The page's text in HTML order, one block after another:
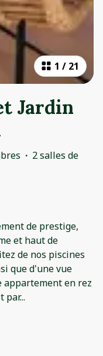
1 / 21
Jardin
· 2 salles de
de prestige,
et haut de
de nos piscines
que d'une vue
appartement en rez
par...